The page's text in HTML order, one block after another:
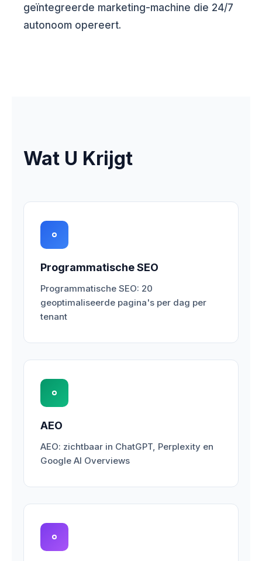
geïntegreerde marketing-machine die 24/7
autonoom opereert.
Wat U Krijgt
Programmatische SEO
Programmatische SEO: 20
geoptimaliseerde pagina's per dag per
tenant
AEO
AEO: zichtbaar in ChatGPT, Perplexity en
Google AI Overviews